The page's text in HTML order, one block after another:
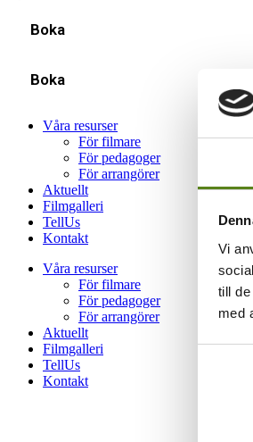
Vi
till
med
Boka
Boka
Våra resurser
För filmare
För pedagoger
För arrangörer
Aktuellt
Filmgalleri
TellUs
Kontakt
Våra resurser
För filmare
För pedagoger
För arrangörer
Aktuellt
Filmgalleri
TellUs
Kontakt